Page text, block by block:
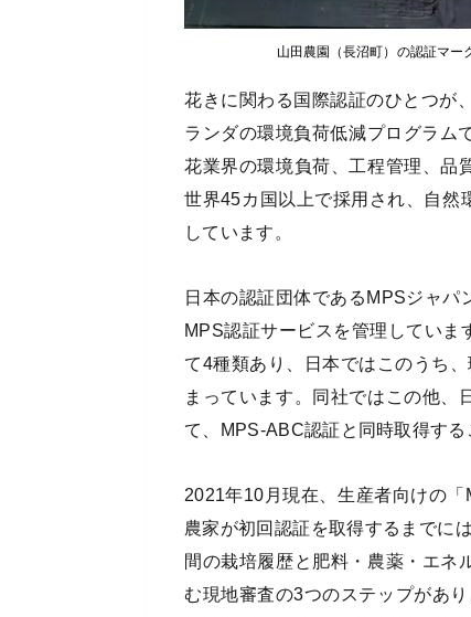
山田農園（長沼町）の認証マー
花きに関わる国際認証のひとつが
ランダの環境負荷低減プログラム
花業界の環境負荷、工程管理、品
世界45カ国以上で採用され、自然
しています。
日本の認証団体であるMPSジャ
MPS認証サービスを管理してい
て4種類あり、日本ではこのうち
まっています。同社ではこの他、
て、MPS-ABC認証と同時取得する
2021年10月現在、生産者向けの
農家が初回認証を取得するまで
間の栽培履歴と肥料・農薬・エ
む現地審査の3つのステップがあ